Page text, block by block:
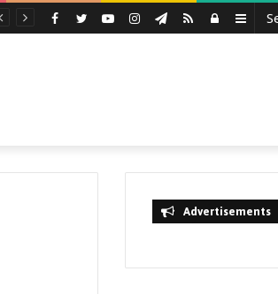
Log
RSS
Telegram
Instagram
YouTube
Twitter
Facebook
Advertisements